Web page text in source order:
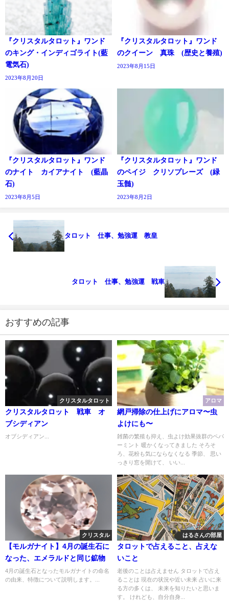
『クリスタルタロット』ワンド
のキング・インディゴライト(藍
電気石)
2023年8月20日
『クリスタルタロット』ワンド
のクイーン 真珠 (歴史と養殖)
2023年8月15日
『クリスタルタロット』ワンド
のナイト カイアナイト (藍晶
石)
2023年8月5日
『クリスタルタロット』ワンド
のペイジ クリソプレーズ (緑
玉髄)
2023年8月2日
タロット 仕事、勉強運 教皇
タロット 仕事、勉強運 戦車
おすすめの記事
クリスタルタロット
クリスタルタロット 戦車 オ
ブシディアン
オブシディアン...
アロマ
網戸掃除の仕上げにアロマ〜虫
よけにも〜
雑菌の繁殖も抑え、虫よけ効果抜群のペパ
ーミント 暖かくなってきました そろそ
ろ、花粉も気にならなくなる 季節、 思い
っきり窓を開けて、 いい...
クリスタル
【モルガナイト】4月の誕生石に
なった、エメラルドと同じ鉱物
4月の誕生石となったモルガナイトの命名
の由来、特徴について説明します。...
はるさんの部屋
タロットで占えること、占えな
いこと
老後のことは占えません タロットで占え
ることは 現在の状況や近い未来 占いに来
る方の多くは、 未来を知りたいと思いま
す。 けれども、自分自身...